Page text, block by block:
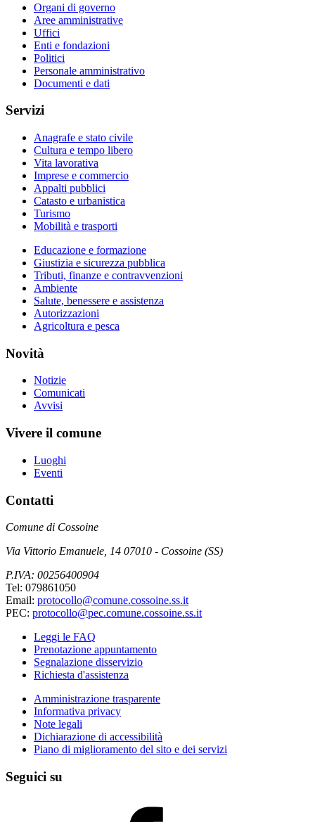
Organi di governo
Aree amministrative
Uffici
Enti e fondazioni
Politici
Personale amministrativo
Documenti e dati
Servizi
Anagrafe e stato civile
Cultura e tempo libero
Vita lavorativa
Imprese e commercio
Appalti pubblici
Catasto e urbanistica
Turismo
Mobilità e trasporti
Educazione e formazione
Giustizia e sicurezza pubblica
Tributi, finanze e contravvenzioni
Ambiente
Salute, benessere e assistenza
Autorizzazioni
Agricoltura e pesca
Novità
Notizie
Comunicati
Avvisi
Vivere il comune
Luoghi
Eventi
Contatti
Comune di Cossoine
Via Vittorio Emanuele, 14 07010 - Cossoine (SS)
P.IVA: 00256400904
Tel: 079861050
Email: protocollo@comune.cossoine.ss.it
PEC: protocollo@pec.comune.cossoine.ss.it
Leggi le FAQ
Prenotazione appuntamento
Segnalazione disservizio
Richiesta d'assistenza
Amministrazione trasparente
Informativa privacy
Note legali
Dichiarazione di accessibilità
Piano di miglioramento del sito e dei servizi
Seguici su